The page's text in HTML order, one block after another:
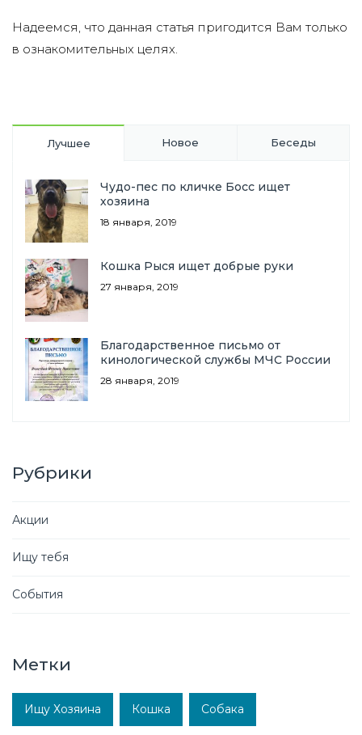
Надеемся, что данная статья пригодится Вам только
в ознакомительных целях.
Лучшее Новое Беседы
Чудо-пес по кличке Босс ищет
хозяина
18 января, 2019
Кошка Рыся ищет добрые руки
27 января, 2019
Благодарственное письмо от
кинологической службы МЧС России
28 января, 2019
Рубрики
Акции
Ищу тебя
События
Метки
Ищу Хозяина Кошка Собака